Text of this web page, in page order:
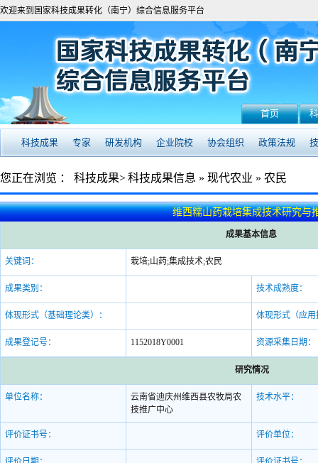
欢迎来到国家科技成果转化（南宁）综合信息服务平台
首页
科技成果 专家 研发机构 企业院校 协会组织 政策法规
您正在浏览 ： 科技成果>科技成果信息 » 现代农业 » 农民
维西糯山药栽培集成技术研究与
成果基本信息
关键词： 栽培;山药;集成技术;农民
成果类别： 技术成熟度：
体现形式（基础理论类）： 体现形式（应
成果登记号： 1152018Y0001 资源采集日期：
研究情况
单位名称：
云南省迪庆州维西县农牧局农
技推广中心
技术水平：
评价证书号： 评价单位：